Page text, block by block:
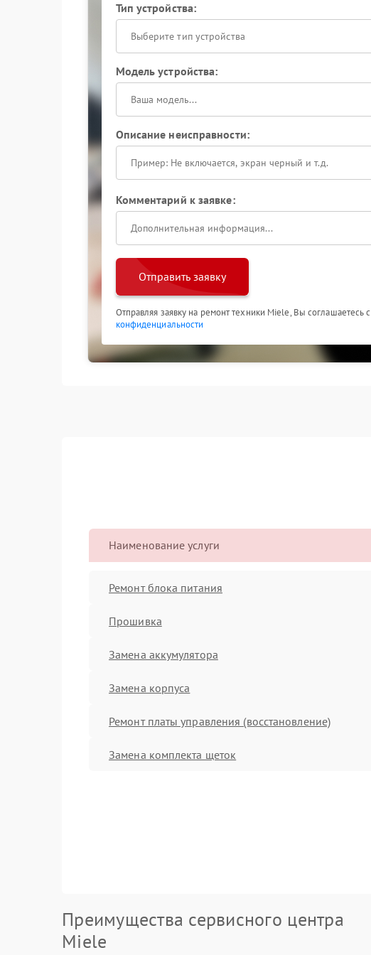
Тип устройства:
Выберите тип устройства
Модель устройства:
Описание неисправности:
Комментарий к заявке:
Отправить заявку
Отправляя заявку на ремонт техники Miele, Вы соглашаетесь с
конфиденциальности
Наименование услуги
Ремонт блока питания
Прошивка
Замена аккумулятора
Замена корпуса
Ремонт платы управления (восстановление)
Замена комплекта щеток
Преимущества сервисного центра
Miele